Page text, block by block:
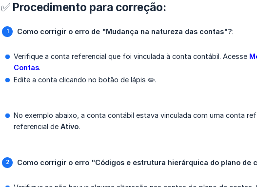
✅ Procedimento para correção:
Como corrigir o erro de "Mudança na natureza das contas"?:
Verifique a conta referencial que foi vinculada à conta contábil. Acesse
Contas.
Edite a conta clicando no botão de lápis ✏️.
No exemplo abaixo, a conta contábil estava vinculada com uma conta
referencial de Ativo.
Como corrigir o erro "Códigos e estrutura hierárquica do plano de